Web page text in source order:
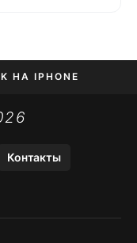
НА IPHONE
Контакты